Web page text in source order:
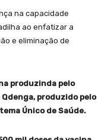
na capacidade
ao enfatizar a
e eliminação de
produzinda pelo
produzido pelo
Único de Saúde.